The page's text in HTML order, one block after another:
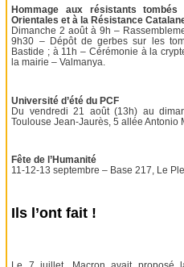
Hommage aux résistants
Orientales et à la Résistance
Dimanche 2 août à 9h –
9h30 – Dépôt de gerbes sur les
Bastide ; à 11h – Cérémonie à la
la mairie – Valmanya.
Université d’été du PCF
Du vendredi 21 août (13h) au
Toulouse Jean-Jaurès, 5 allée Antonio
Fête de l’Humanité
11-12-13 septembre – Base 217, Le
Ils l’ont fait !